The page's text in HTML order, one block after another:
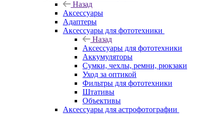
Назад
Аксессуары
Адаптеры
Аксессуары для фототехники
Назад
Аксессуары для фототехники
Аккумуляторы
Сумки, чехлы, ремни, рюкзаки
Уход за оптикой
Фильтры для фототехники
Штативы
Объективы
Аксессуары для астрофотографии